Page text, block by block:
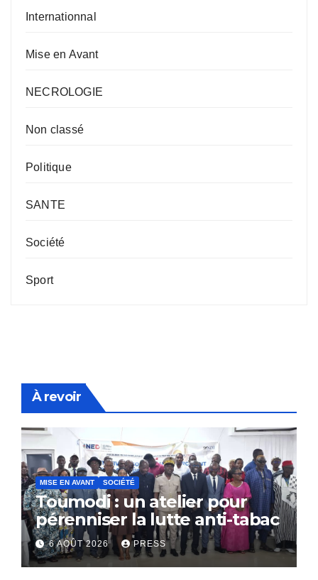
Internationnal
Mise en Avant
NECROLOGIE
Non classé
Politique
SANTE
Société
Sport
À revoir
MISE EN AVANT SOCIÉTÉ
Toumodi : un atelier pour
pérenniser la lutte anti-tabac
6 AOÛT 2026 PRESS